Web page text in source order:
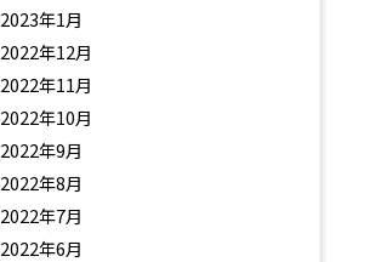
2023年1月
2022年12月
2022年11月
2022年10月
2022年9月
2022年8月
2022年7月
2022年6月